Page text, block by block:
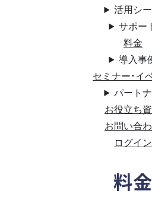
活用シ
サポー
料金
導入事
セミナー・イ
パート
お役立ち
お問い合
ログイン
料金